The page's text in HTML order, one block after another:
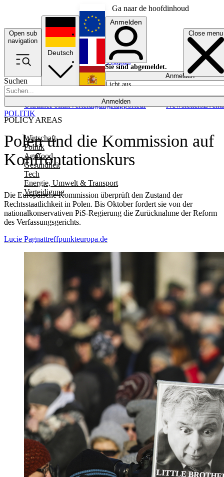
Ga naar de hoofdinhoud
Open sub
navigation
Close menu
Suchen
Anmelden
POLICY AREAS
Wirtschaft
Politik
Agrifood
Gesundheit
Tech
Energie, Umwelt & Transport
Verteidigung
UkrainePolitikVerteidigungRapporteur NewslettersEvents
Deutsch
English
Français
Anmelden
Sie sind abgemeldet.
Anmelden
Licht aus
Polen und die Kommission auf
Konfrontationskurs
Die Europäische Kommission überprüft den Zustand der
Rechtsstaatlichkeit in Polen. Bis Oktober fordert sie von der
nationalkonservativen PiS-Regierung die Zurücknahme der Reform
des Verfassungsgerichts.
POLITIK
Lucie Pagnattreffpunkteuropa.de